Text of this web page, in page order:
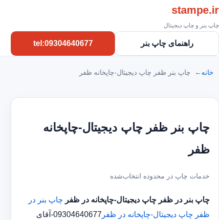
stampe.ir
چاپ بنر و چاپ دیجیتال
راهنمای چاپ بنر tel:09304640677
خانه چاپ بنر ظفر چاپ دیجیتال-چاپخانه ظفر
چاپ بنر ظفر چاپ دیجیتال-چاپخانه
ظفر
خدمات چاپ در محدوده انتخاب‌شده
چاپ بنر در ظفر چاپ دیجیتال-چاپخانه در ظفر چاپ بنر در
ظفر چاپ دیجیتال-چاپخانه در ظفر
09304640677-آقای